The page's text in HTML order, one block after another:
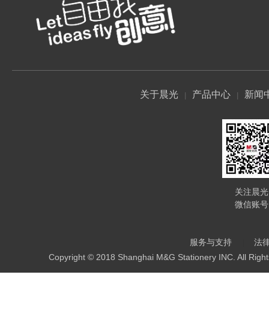
关于晨光 产品中心 新闻
关注晨光
微信账号
服务与支持
法
Copyright © 2018 Shanghai M&G Stationery INC. All